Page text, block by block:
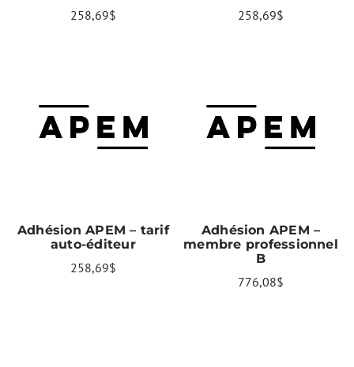
258,69$ 258,69$
AJOUTER AU PANIER
Adhésion APEM – tarif
auto-éditeur
258,69$
AJOUTER AU PANIER
Adhésion APEM –
membre professionnel
B
776,08$